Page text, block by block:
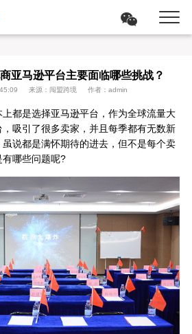
亚马逊平台主要面临哪些挑战？
来源：闯盟跨境 作者：admin
上都是选择亚马逊平台，作为全球流量大
吸引了很多卖家，并且每季都有无数新
说都是满怀期待的进去，但不是每个卖
哪些问题呢?